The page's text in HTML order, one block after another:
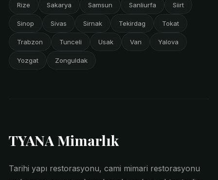
Rize Sakarya Samsun Sanliurfa Siirt
Sinop Sivas Sirnak Tekirdag Tokat
Trabzon Tunceli Usak Van Yalova
Yozgat Zonguldak
TYANA Mimarlık
Tarihi yapı restorasyonu, cami mimari restorasyonu